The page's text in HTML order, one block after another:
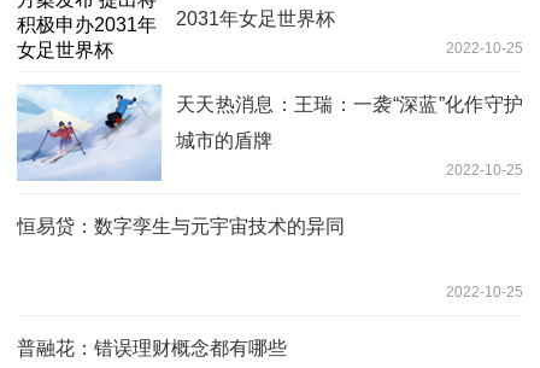
2031年女足世界杯
2022-10-25
天天热消息：王瑞：一袭“深蓝”化作守护
城市的盾牌
2022-10-25
恒易贷：数字孪生与元宇宙技术的异同
2022-10-25
普融花：错误理财概念都有哪些